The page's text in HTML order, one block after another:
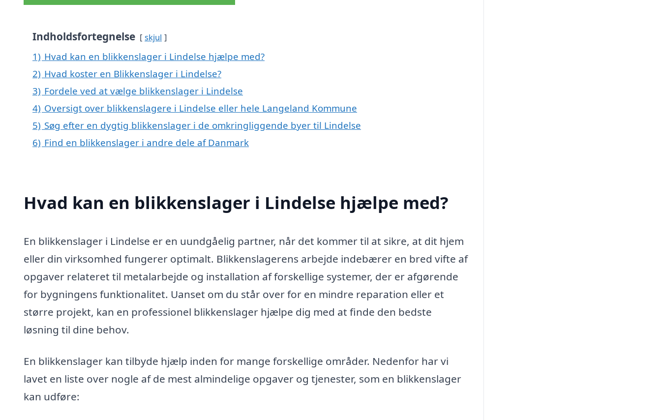
Indholdsfortegnelse skjul
1) Hvad kan en blikkenslager i Lindelse hjælpe med?
2) Hvad koster en Blikkenslager i Lindelse?
3) Fordele ved at vælge blikkenslager i Lindelse
4) Oversigt over blikkenslagere i Lindelse eller hele Langeland Kommune
5) Søg efter en dygtig blikkenslager i de omkringliggende byer til Lindelse
6) Find en blikkenslager i andre dele af Danmark
Hvad kan en blikkenslager i Lindelse hjælpe med?
En blikkenslager i Lindelse er en uundgåelig partner, når det kommer til at sikre, at dit hjem
eller din virksomhed fungerer optimalt. Blikkenslagerens arbejde indebærer en bred vifte af
opgaver relateret til metalarbejde og installation af forskellige systemer, der er afgørende
for bygningens funktionalitet. Uanset om du står over for en mindre reparation eller et
større projekt, kan en professionel blikkenslager hjælpe dig med at finde den bedste
løsning til dine behov.
En blikkenslager kan tilbyde hjælp inden for mange forskellige områder. Nedenfor har vi
lavet en liste over nogle af de mest almindelige opgaver og tjenester, som en blikkenslager
kan udføre: